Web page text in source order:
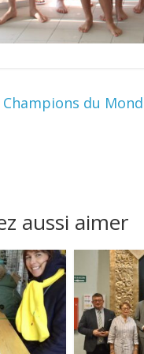
Champions du
aussi aimer